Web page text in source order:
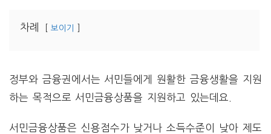
차례 보이기
정부와 금융권에서는 서민들에게 원활한 금융생활을 지원
하는 목적으로 서민금융상품을 지원하고 있는데요.
서민금융상품은 신용점수가 낮거나 소득수준이 낮아 제도